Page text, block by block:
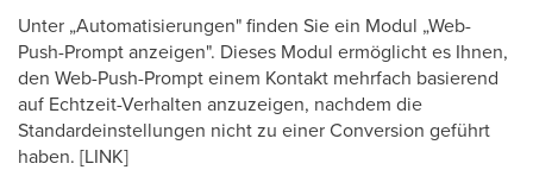
Unter „Automatisierungen" finden Sie ein Modul „Web-
Push-Prompt anzeigen". Dieses Modul ermöglicht es Ihnen,
den Web-Push-Prompt einem Kontakt mehrfach basierend
auf Echtzeit-Verhalten anzuzeigen, nachdem die
Standardeinstellungen nicht zu einer Conversion geführt
haben. [LINK]